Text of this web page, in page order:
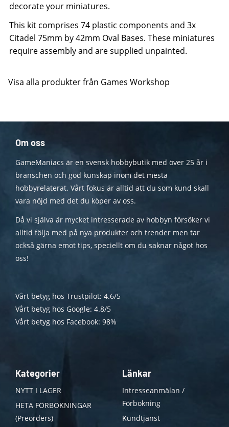
decorate your miniatures.
This kit comprises 74 plastic components and 3x
Citadel 75mm by 42mm Oval Bases. These miniatures
require assembly and are supplied unpainted.
Visa alla produkter från Games Workshop
Om oss
GameManiacs är en svensk hobbybutik med över 25 år i
branschen och god kunskap inom det mesta
hobbyrelaterat. Vårt fokus är alltid att du som kund skall
vara nöjd med det du köper av oss.
Då vi själva är mycket intresserade av hobbyn försöker vi
alltid följa med på nya produkter och trender men tar
också gärna emot tips, speciellt om du saknar något hos
oss!
Vårt betyg hos Trustpilot: 4.6/5
Vårt betyg hos Google: 4.8/5
Vårt betyg hos Facebook: 98%
Kategorier
NYTT I LAGER
HETA FÖRBOKNINGAR
(Preorders)
Länkar
Intresseanmälan /
Förbokning
Kundtjänst